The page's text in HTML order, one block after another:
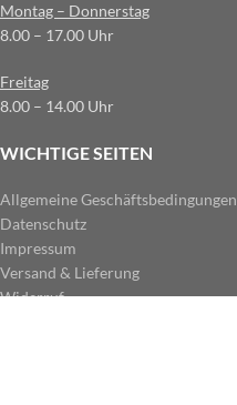
Montag – Donnerstag
8.00 – 17.00 Uhr
Freitag
8.00 – 14.00 Uhr
WICHTIGE SEITEN
Allgemeine Geschäftsbedingungen
Datenschutz
Impressum
Versand & Lieferung
Widerruf